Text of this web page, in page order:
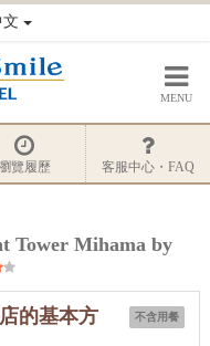
MENU
覽履歷 客服中心・FAQ
Tower Mihama by
不含用餐
的基本方